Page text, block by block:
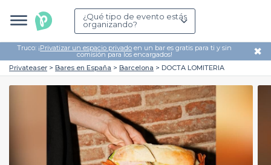
¿Qué tipo de evento estás
organizando?
Truco: ¡Privatizar un espacio privado en un bar es gratis para ti y sin
comisión para los encargados! ✖
Privateaser Bares en España Barcelona DOCTA LOMITERIA